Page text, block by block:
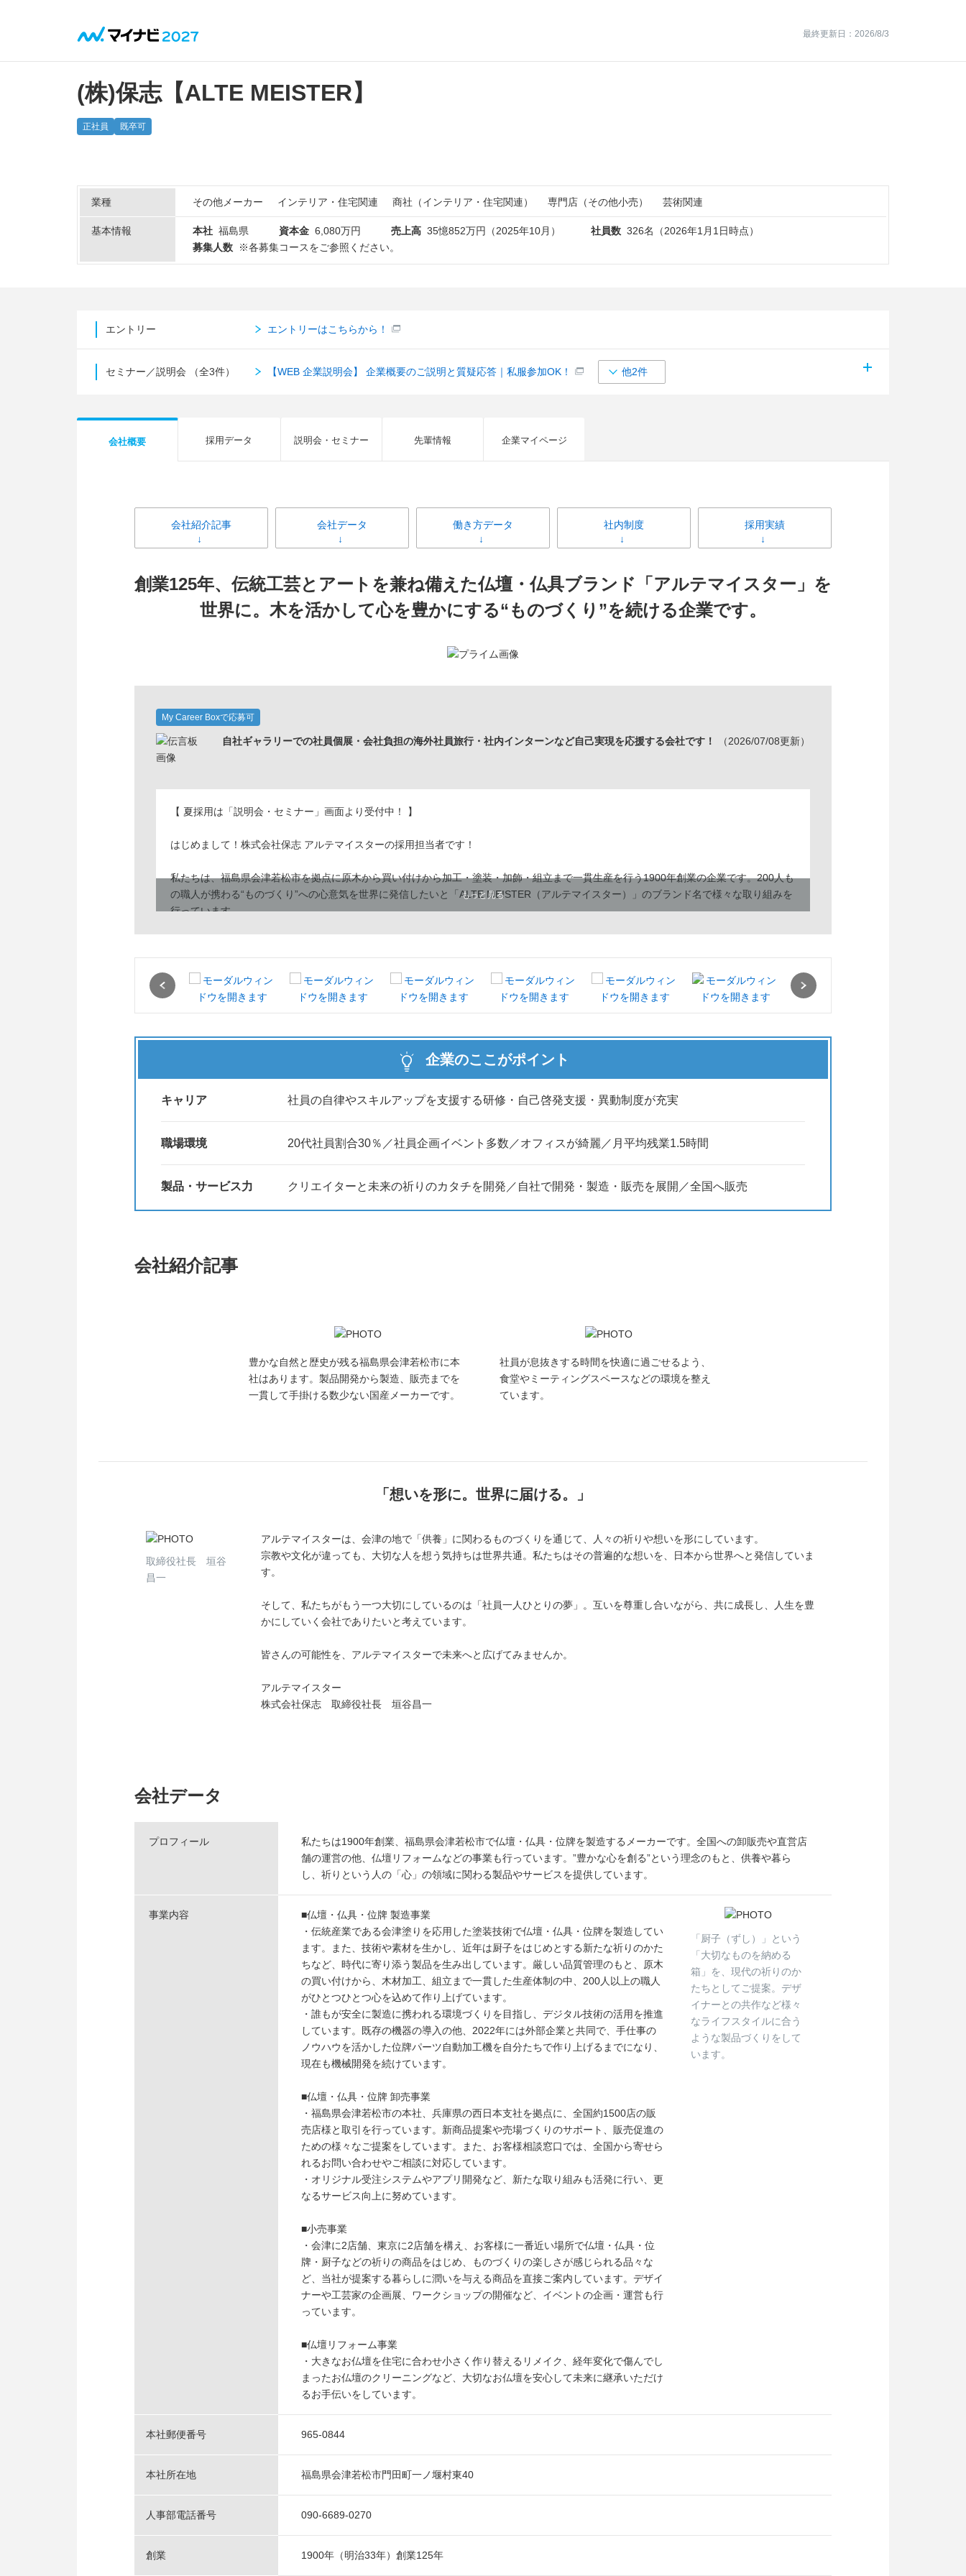
最終更新日：2026/8/3
(株)保志【ALTE MEISTER】
正社員 既卒可
業種 その他メーカー インテリア・住宅関連 商社（インテリア・住宅関連） 専門店（その他小売） 芸術関連
基本情報 本社 福島県 資本金 6,080万円 売上高 35憶852万円（2025年10月） 社員数 326名（2026年1月1日時点）
募集人数
※各募集コースをご参照ください。
エントリー エントリーはこちらから！
セミナー／説明会 （全3件） 【WEB 企業説明会】 企業概要のご説明と質疑応答｜私服参加OK！ 他2件
会社概要 採用データ 説明会・セミナー 先輩情報 企業マイページ
会社紹介記事 会社データ 働き方データ 社内制度 採用実績
創業125年、伝統工芸とアートを兼ね備えた仏壇・仏具ブランド「アルテマイスター」を
世界に。木を活かして心を豊かにする“ものづくり”を続ける企業です。
My Career Boxで応募可
自社ギャラリーでの社員個展・会社負担の海外社員旅行・社内インターンなど自己実現を応援する会社です！ （2026/07/08更新）
【 夏採用は「説明会・セミナー」画面より受付中！ 】
はじめまして！株式会社保志 アルテマイスターの採用担当者です！
私たちは、福島県会津若松市を拠点に原木から買い付けから加工・塗装・加飾・組立まで一貫生産を行う1900年創業の企業です。200人も
の職人が携わる“ものづくり”への心意気を世界に発信したいと「ALTE MEISTER（アルテマイスター）」のブランド名で様々な取り組みを
行っています。
もっと見る
企業のここがポイント
キャリア 社員の自律やスキルアップを支援する研修・自己啓発支援・異動制度が充実
職場環境 20代社員割合30％／社員企画イベント多数／オフィスが綺麗／月平均残業1.5時間
製品・サービス力 クリエイターと未来の祈りのカタチを開発／自社で開発・製造・販売を展開／全国へ販売
会社紹介記事
豊かな自然と歴史が残る福島県会津若松市に本
社はあります。製品開発から製造、販売までを
一貫して手掛ける数少ない国産メーカーです。
社員が息抜きする時間を快適に過ごせるよう、
食堂やミーティングスペースなどの環境を整え
ています。
「想いを形に。世界に届ける。」
取締役社長 垣谷
昌一
アルテマイスターは、会津の地で「供養」に関わるものづくりを通じて、人々の祈りや想いを形にしています。
宗教や文化が違っても、大切な人を想う気持ちは世界共通。私たちはその普遍的な想いを、日本から世界へと発信していま
す。
そして、私たちがもう一つ大切にしているのは「社員一人ひとりの夢」。互いを尊重し合いながら、共に成長し、人生を豊
かにしていく会社でありたいと考えています。
皆さんの可能性を、アルテマイスターで未来へと広げてみませんか。
アルテマイスター
株式会社保志 取締役社長 垣谷昌一
会社データ
プロフィール
私たちは1900年創業、福島県会津若松市で仏壇・仏具・位牌を製造するメーカーです。全国への卸販売や直営店
舗の運営の他、仏壇リフォームなどの事業も行っています。”豊かな心を創る”という理念のもと、供養や暮ら
し、祈りという人の「心」の領域に関わる製品やサービスを提供しています。
事業内容
■仏壇・仏具・位牌 製造事業
・伝統産業である会津塗りを応用した塗装技術で仏壇・仏具・位牌を製造してい
ます。また、技術や素材を生かし、近年は厨子をはじめとする新たな祈りのかた
ちなど、時代に寄り添う製品を生み出しています。厳しい品質管理のもと、原木
の買い付けから、木材加工、組立まで一貫した生産体制の中、200人以上の職人
がひとつひとつ心を込めて作り上げています。
・誰もが安全に製造に携われる環境づくりを目指し、デジタル技術の活用を推進
しています。既存の機器の導入の他、2022年には外部企業と共同で、手仕事の
ノウハウを活かした位牌パーツ自動加工機を自分たちで作り上げるまでになり、
現在も機械開発を続けています。
■仏壇・仏具・位牌 卸売事業
・福島県会津若松市の本社、兵庫県の西日本支社を拠点に、全国約1500店の販
売店様と取引を行っています。新商品提案や売場づくりのサポート、販売促進の
ための様々なご提案をしています。また、お客様相談窓口では、全国から寄せら
れるお問い合わせやご相談に対応しています。
・オリジナル受注システムやアプリ開発など、新たな取り組みも活発に行い、更
なるサービス向上に努めています。
■小売事業
・会津に2店舗、東京に2店舗を構え、お客様に一番近い場所で仏壇・仏具・位
牌・厨子などの祈りの商品をはじめ、ものづくりの楽しさが感じられる品々な
ど、当社が提案する暮らしに潤いを与える商品を直接ご案内しています。デザイ
ナーや工芸家の企画展、ワークショップの開催など、イベントの企画・運営も行
っています。
■仏壇リフォーム事業
・大きなお仏壇を住宅に合わせ小さく作り替えるリメイク、経年変化で傷んでし
まったお仏壇のクリーニングなど、大切なお仏壇を安心して未来に継承いただけ
るお手伝いをしています。
「厨子（ずし）」という
「大切なものを納める
箱」を、現代の祈りのか
たちとしてご提案。デザ
イナーとの共作など様々
なライフスタイルに合う
ような製品づくりをして
います。
本社郵便番号 965-0844
本社所在地 福島県会津若松市門田町一ノ堰村東40
人事部電話番号 090-6689-0270
創業 1900年（明治33年）創業125年